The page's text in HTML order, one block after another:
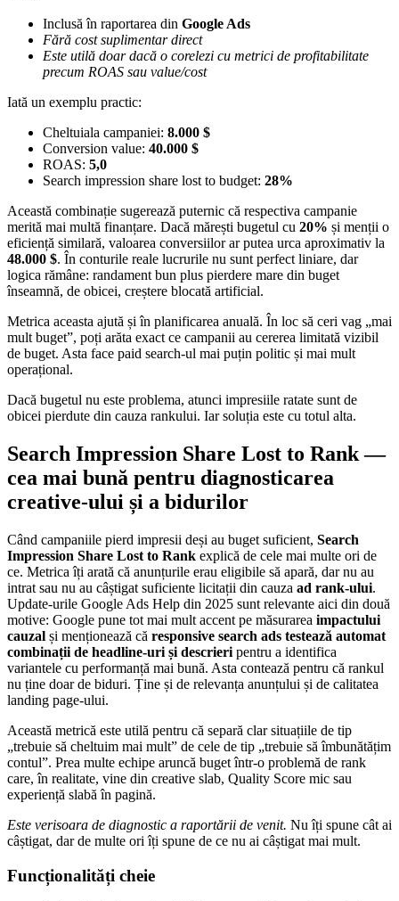
Inclusă în raportarea din Google Ads
Fără cost suplimentar direct
Este utilă doar dacă o corelezi cu metrici de profitabilitate
precum ROAS sau value/cost
Iată un exemplu practic:
Cheltuiala campaniei: 8.000 $
Conversion value: 40.000 $
ROAS: 5,0
Search impression share lost to budget: 28%
Această combinație sugerează puternic că respectiva campanie
merită mai multă finanțare. Dacă mărești bugetul cu 20% și menții o
eficiență similară, valoarea conversiilor ar putea urca aproximativ la
48.000 $. În conturile reale lucrurile nu sunt perfect liniare, dar
logica rămâne: randament bun plus pierdere mare din buget
înseamnă, de obicei, creștere blocată artificial.
Metrica aceasta ajută și în planificarea anuală. În loc să ceri vag „mai
mult buget”, poți arăta exact ce campanii au cererea limitată vizibil
de buget. Asta face paid search-ul mai puțin politic și mai mult
operațional.
Dacă bugetul nu este problema, atunci impresiile ratate sunt de
obicei pierdute din cauza rankului. Iar soluția este cu totul alta.
Search Impression Share Lost to Rank —
cea mai bună pentru diagnosticarea
creative-ului și a bidurilor
Când campaniile pierd impresii deși au buget suficient, Search
Impression Share Lost to Rank explică de cele mai multe ori de
ce. Metrica îți arată că anunțurile erau eligibile să apară, dar nu au
intrat sau nu au câștigat suficiente licitații din cauza ad rank-ului.
Update-urile Google Ads Help din 2025 sunt relevante aici din două
motive: Google pune tot mai mult accent pe măsurarea impactului
cauzal și menționează că responsive search ads testează automat
combinații de headline-uri și descrieri pentru a identifica
variantele cu performanță mai bună. Asta contează pentru că rankul
nu ține doar de biduri. Ține și de relevanța anunțului și de calitatea
landing page-ului.
Această metrică este utilă pentru că separă clar situațiile de tip
„trebuie să cheltuim mai mult” de cele de tip „trebuie să îmbunătățim
contul”. Prea multe echipe aruncă buget într-o problemă de rank
care, în realitate, vine din creative slab, Quality Score mic sau
experiență slabă în pagină.
Este verisoara de diagnostic a raportării de venit. Nu îți spune cât ai
câștigat, dar de multe ori îți spune de ce nu ai câștigat mai mult.
Funcționalități cheie